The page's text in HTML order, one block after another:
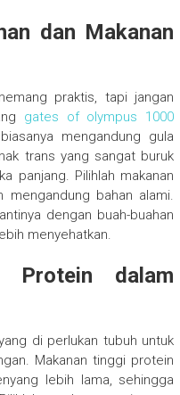
dan Makanan
praktis, tapi jangan
gates of olympus 1000
mengandung gula
trans yang sangat buruk
panjang. Pilihlah makanan
bahan alami.
dengan buah-buahan
menyehatkan.
Protein dalam
di perlukan tubuh untuk
Makanan tinggi protein
lebih lama, sehingga